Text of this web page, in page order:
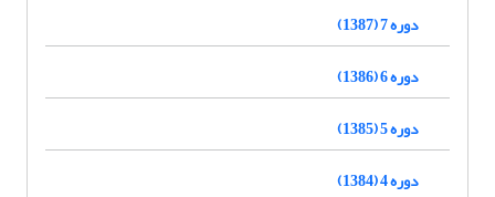
دوره 7 (1387)
دوره 6 (1386)
دوره 5 (1385)
دوره 4 (1384)